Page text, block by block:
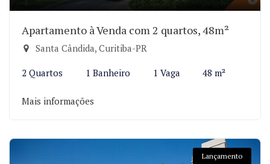
Apartamento à Venda com 2 quartos, 48m²
Santa Cândida, Curitiba-PR
2 Quartos 1 Banheiro 1 Vaga 48 m²
Mais informações
Lançamento